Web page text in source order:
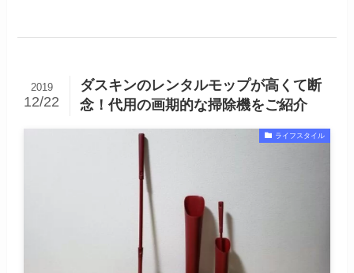
ダスキンのレンタルモップが高くて断
念！代用の画期的な掃除機をご紹介
2019
12/22
ライフスタイル